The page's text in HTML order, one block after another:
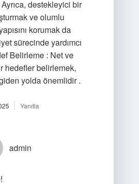
destekleyici bir
ve olumlu
korumak da
sürecinde yardımcı
Belirleme : Net ve
hedefler belirlemek,
yolda önemlidir .
Yanıtla
admin